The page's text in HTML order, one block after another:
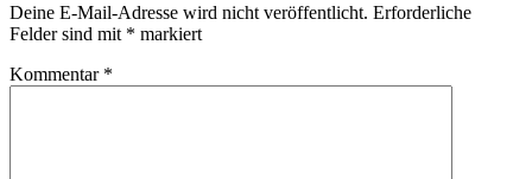
Deine E-Mail-Adresse wird nicht veröffentlicht. Erforderliche
Felder sind mit * markiert
Kommentar *